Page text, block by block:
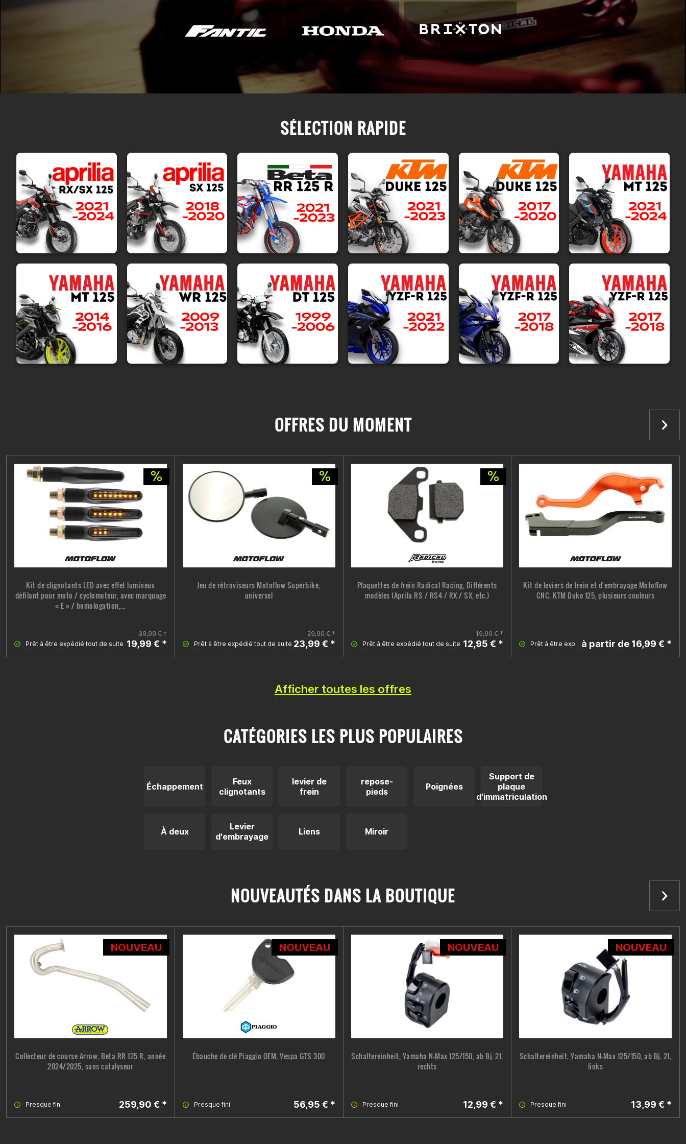
SÉLECTION RAPIDE
OFFRES DU MOMENT
Kit de clignotants LED avec effet lumineux
défilant pour moto / cyclomoteur, avec marquage
« E » / homologation,...
Prêt à être expédié tout de suite
39,99 € *
19,99 € *
Jeu de rétroviseurs Motoflow Superbike,
universel
Prêt à être expédié tout de suite
29,90 € *
23,99 € *
Plaquettes de frein Radical Racing, Différents
modèles (Aprila RS / RS4 / RX / SX, etc.)
Prêt à être expédié tout de suite
19,99 € *
12,95 € *
Kit de leviers de frein et d'embrayage Motoflow
CNC, KTM Duke 125, plusieurs couleurs
Prêt à être expédié tout de suite à partir de 16,99 € *
Afficher toutes les offres
CATÉGORIES LES PLUS POPULAIRES
Échappement
Feux
clignotants
levier de
frein
repose-
pieds
Poignées
Support de
plaque
d'immatriculation
À deux
Levier
d'embrayage
Liens Miroir
NOUVEAUTÉS DANS LA BOUTIQUE
NOUVEAU
Collecteur de course Arrow, Beta RR 125 R, année
2024/2025, sans catalyseur
Presque fini 259,90 € *
NOUVEAU
Ébauche de clé Piaggio OEM, Vespa GTS 300
Presque fini 56,95 € *
NOUVEAU
Schaltereinheit, Yamaha N-Max 125/150, ab Bj. 21,
rechts
Presque fini 12,99 € *
NOUVEAU
Schaltereinheit, Yamaha N-Max 125/150, ab Bj. 21,
links
Presque fini 13,99 € *